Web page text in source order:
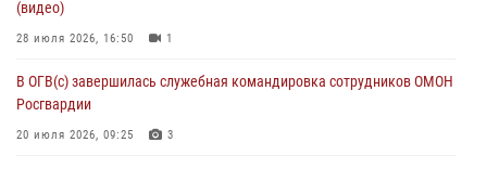
(видео)
28 июля 2026, 16:50 1
В ОГВ(с) завершилась служебная командировка сотрудников ОМОН
Росгвардии
20 июля 2026, 09:25 3